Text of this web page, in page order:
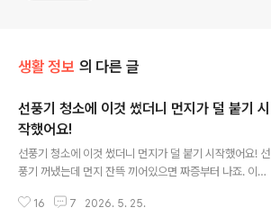
생활 정보 의 다른 글
선풍기 청소에 이것 썼더니 먼지가 덜 붙기 시
작했어요!
선풍기 청소에 이것 썼더니 먼지가 덜 붙기 시작했어요! 선
풍기 꺼냈는데 먼지 잔뜩 끼어있으면 짜증부터 나죠. 이맘
은 선풍기 처음 꺼냈을 때 한번 해두면 사용 내내 먼지 덜
16 7 2026. 5. 25.